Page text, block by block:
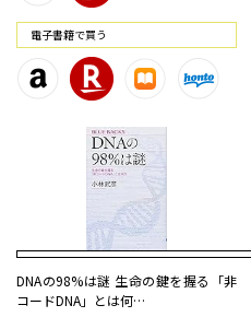
電⼦書籍で買う
DNAの98%は謎 生命の鍵を握る「非
コードDNA」とは何…